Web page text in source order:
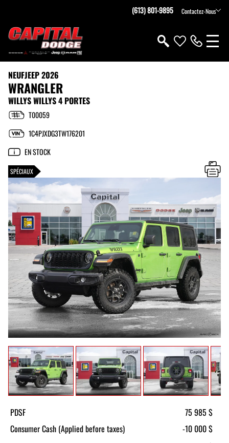
(613) 801-9895 Contactez-Nous
NEUFJEEP 2026
WRANGLER
WILLYS WILLYS 4 PORTES
T00059
1C4PJXDG3TW176201
EN STOCK
SPÉCIAUX
PDSF
75 985 $
Consumer Cash (Applied before taxes)
-10 000 $